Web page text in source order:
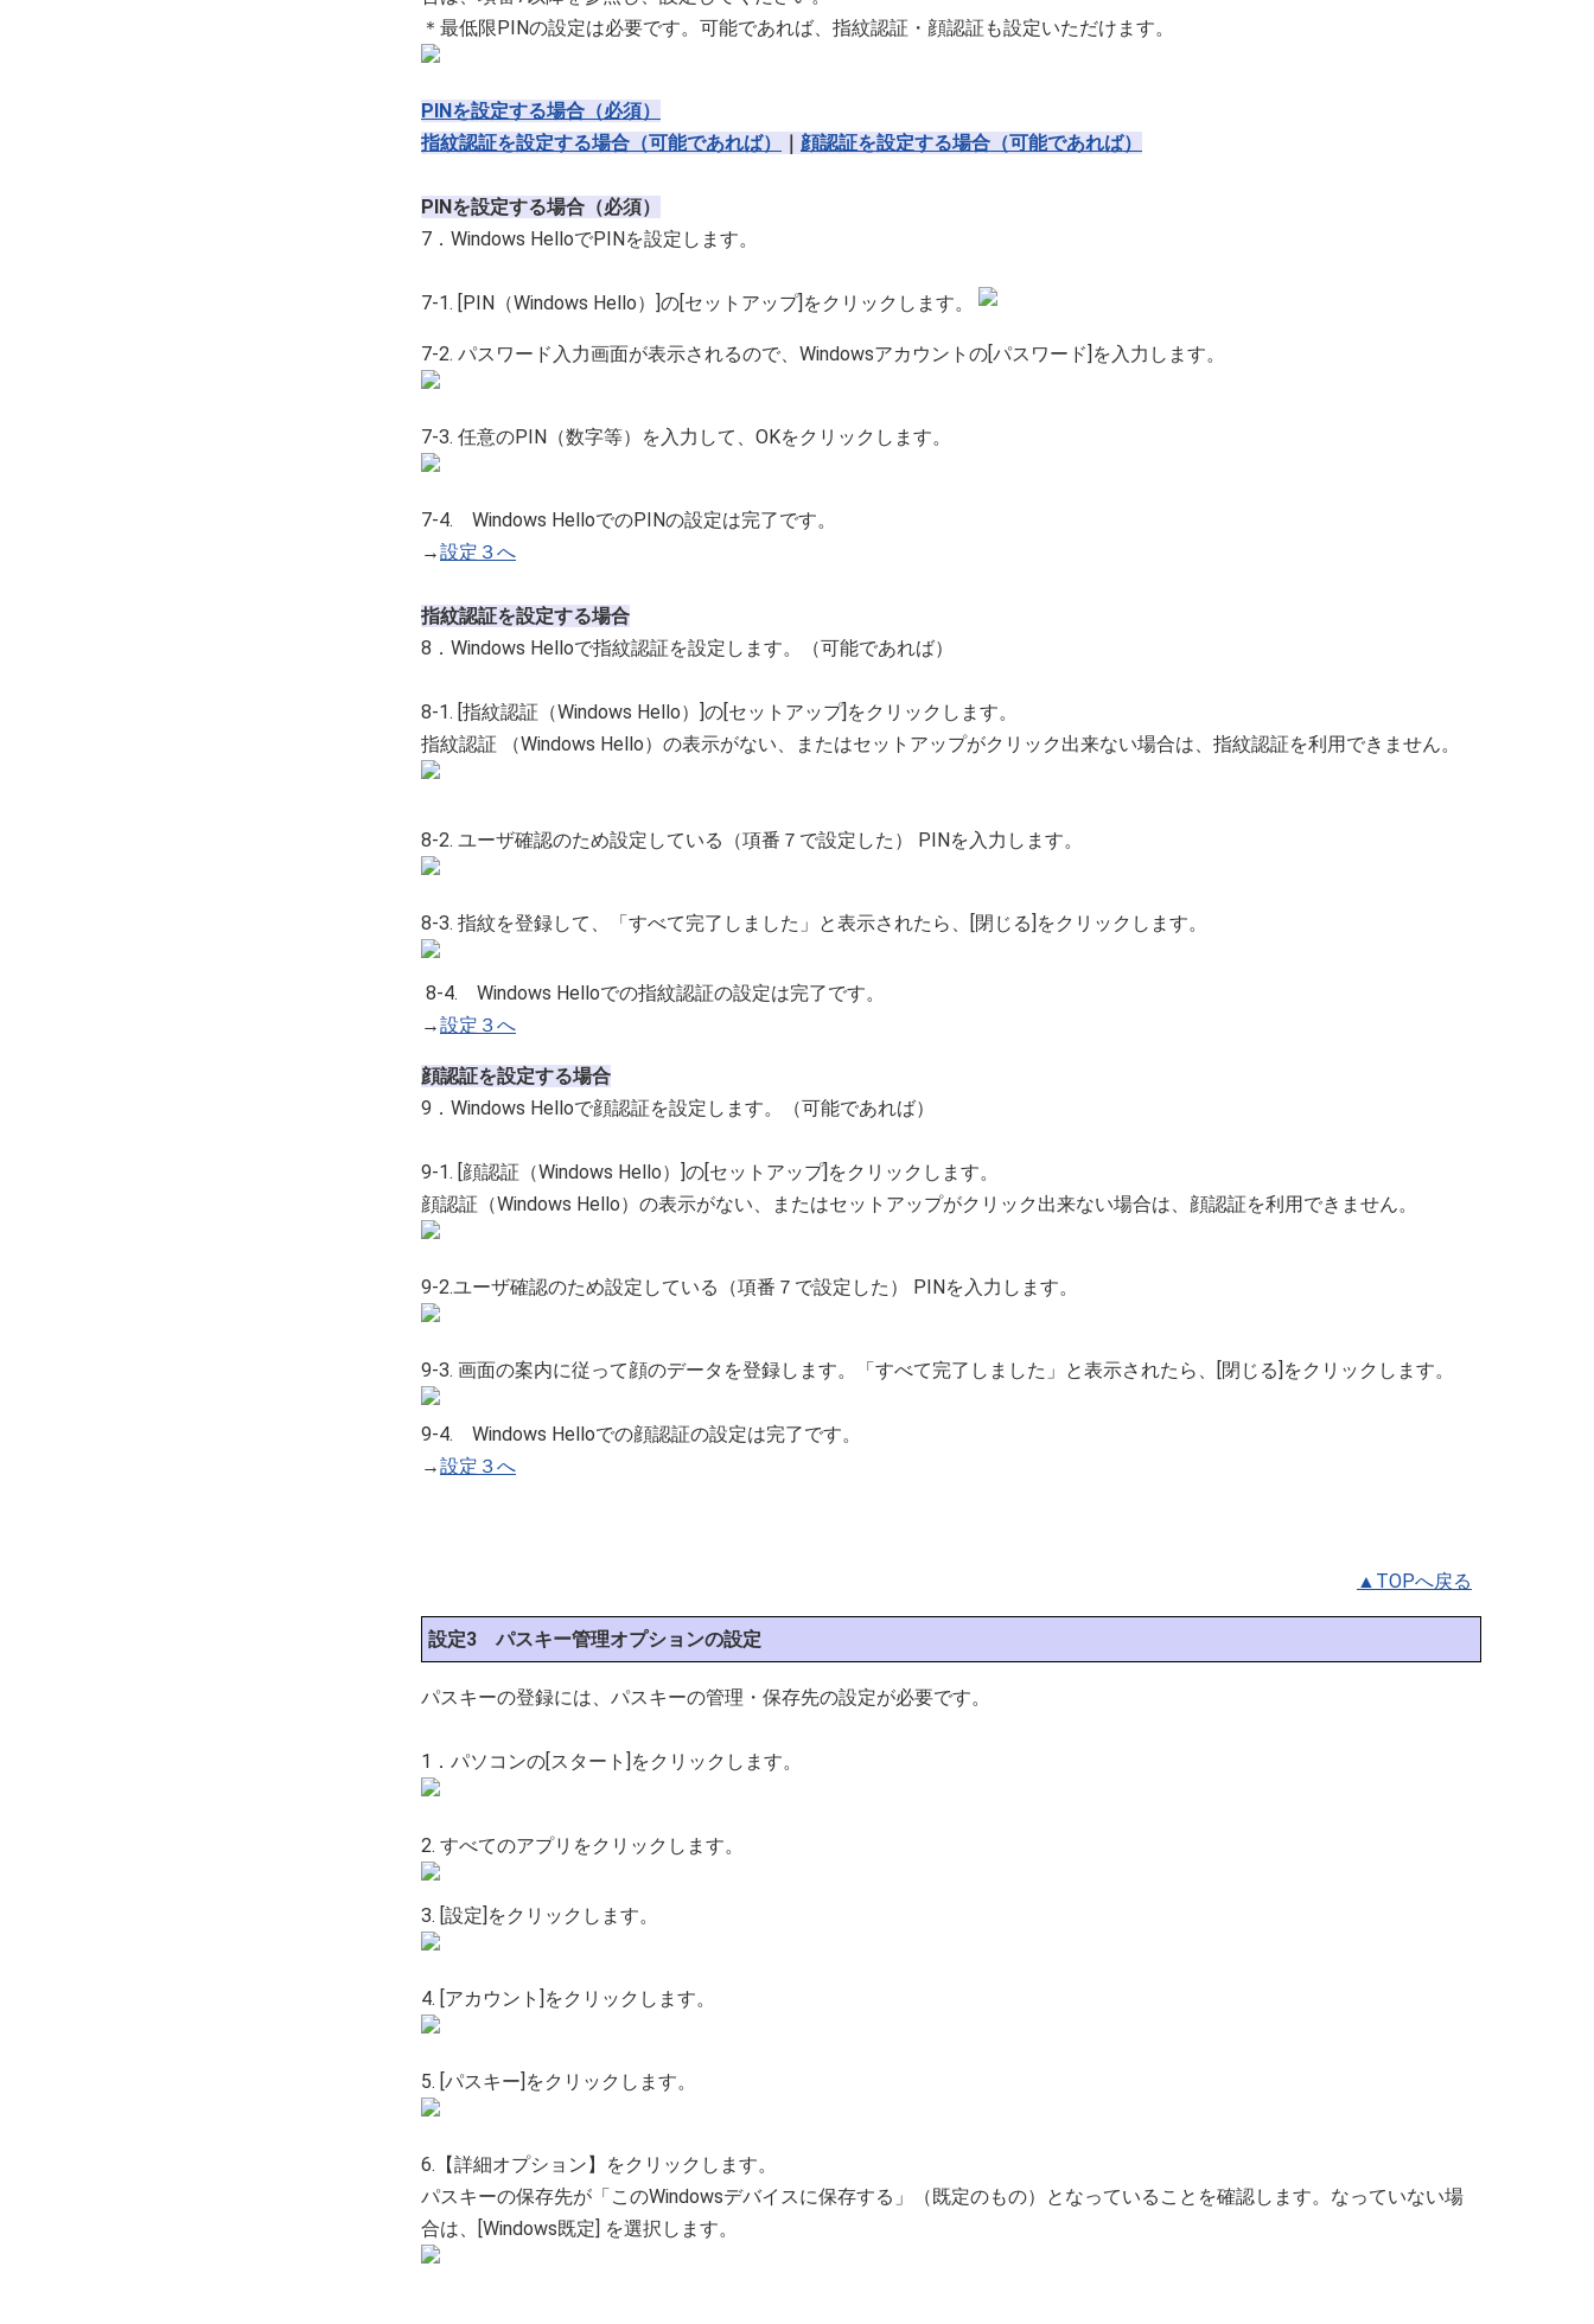
＊最低限PINの設定は必要です。可能であれば、指紋認証・顔認証も設定いただけます。
PINを設定する場合（必須）
指紋認証を設定する場合（可能であれば）
｜ 顔認証を設定する場合（可能であれば）
PINを設定する場合（必須）
7．Windows HelloでPINを設定します。
7-1. [PIN（Windows Hello）]の[セットアップ]をクリックします。
7-2. パスワード入力画面が表示されるので、Windowsアカウントの[パスワード]を入力します。
7-3. 任意のPIN（数字等）を入力して、OKをクリックします。
7-4. Windows HelloでのPINの設定は完了です。
→設定３へ
指紋認証を設定する場合
8．Windows Helloで指紋認証を設定します。（可能であれば）
8-1. [指紋認証（Windows Hello）]の[セットアップ]をクリックします。
指紋認証 （Windows Hello）の表示がない、またはセットアップがクリック出来ない場合は、指紋認証を利用できません。
8-2. ユーザ確認のため設定している（項番７で設定した） PINを入力します。
8-3. 指紋を登録して、「すべて完了しました」と表示されたら、[閉じる]をクリックします。
8-4. Windows Helloでの指紋認証の設定は完了です。
→設定３へ
顔認証を設定する場合
9．Windows Helloで顔認証を設定します。（可能であれば）
9-1. [顔認証（Windows Hello）]の[セットアップ]をクリックします。
顔認証（Windows Hello）の表示がない、またはセットアップがクリック出来ない場合は、顔認証を利用できません。
9-2.ユーザ確認のため設定している（項番７で設定した） PINを入力します。
9-3. 画面の案内に従って顔のデータを登録します。「すべて完了しました」と表示されたら、[閉じる]をクリックします。
9-4. Windows Helloでの顔認証の設定は完了です。
→設定３へ
▲TOPへ戻る
設定3 パスキー管理オプションの設定
パスキーの登録には、パスキーの管理・保存先の設定が必要です。
1．パソコンの[スタート]をクリックします。
2. すべてのアプリをクリックします。
3. [設定]をクリックします。
4. [アカウント]をクリックします。
5. [パスキー]をクリックします。
6.【詳細オプション】をクリックします。
パスキーの保存先が「このWindowsデバイスに保存する」（既定のもの）となっていることを確認します。なっていない場
合は、[Windows既定] を選択します。